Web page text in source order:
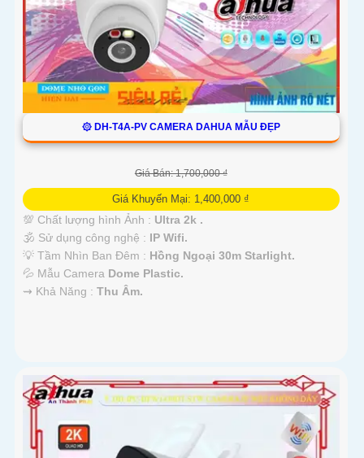
۞ DH-T4A-PV CAMERA DAHUA MẪU ĐẸP
Giá Bán: 1,700,000 ₫
Giá Khuyến Mại: 1,400,000 ₫
💯 Chất lượng hình Ảnh : Ultra 2k .
🕉️ Sử dụng công nghệ : IP Wifi.
💡 Tầm Nhìn Ban Đêm : Hồng Ngoại 30m Starlight.
💦 Mẫu Camera Dome Plastic.
️⇝ Khả Năng : Thu Âm.